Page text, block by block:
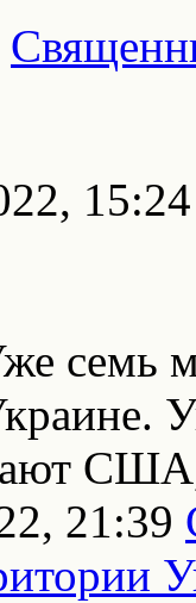
15:24
семь
21:39